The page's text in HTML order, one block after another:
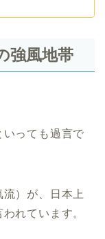
強風地帯
っても過言で
）が、日本上
れています。